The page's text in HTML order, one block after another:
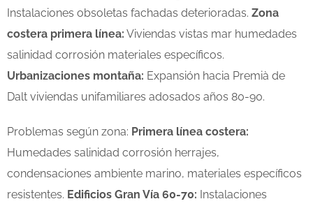
Instalaciones obsoletas fachadas deterioradas. Zona
costera primera línea: Viviendas vistas mar humedades
salinidad corrosión materiales específicos.
Urbanizaciones montaña: Expansión hacia Premià de
Dalt viviendas unifamiliares adosados años 80-90.
Problemas según zona: Primera línea costera:
Humedades salinidad corrosión herrajes,
condensaciones ambiente marino, materiales específicos
resistentes. Edificios Gran Vía 60-70: Instalaciones